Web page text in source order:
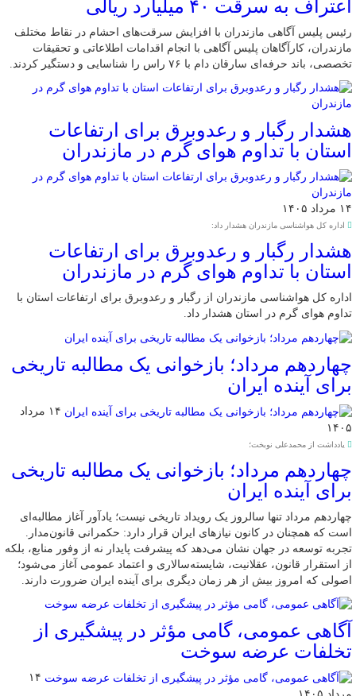
اعتراف به سرقت ۴۰ میلیارد ریالی
رئیس پلیس آگاهی مازندران با افزایش سرقت‌های احشام در نقاط مختلف
مازندران، کارآگاهان پلیس آگاهی با انجام اقدامات اطلاعاتی و تحقیقات
تخصصی، باند حرفه‌ای سارقان دام با ۷۶ راس را شناسایی و دستگیر کردند.
هشدار رگبار و رعدوبرق برای ارتفاعات
استان با تداوم هوای گرم در مازندران
۱۴ مرداد ۱۴۰۵
اداره کل هواشناسی مازندران هشدار داد:
هشدار رگبار و رعدوبرق برای ارتفاعات
استان با تداوم هوای گرم در مازندران
اداره کل هواشناسی مازندران از رگبار و رعدوبرق برای ارتفاعات استان با
تداوم هوای گرم در استان هشدار داد.
چهاردهم مرداد؛ بازخوانی یک مطالبه تاریخی
برای آینده ایران
۱۴ مرداد
۱۴۰۵
یادداشت از محمدعلی نوبخت؛
چهاردهم مرداد؛ بازخوانی یک مطالبه تاریخی
برای آینده ایران
چهاردهم مرداد تنها سالروز یک رویداد تاریخی نیست؛ یادآور آغاز مطالبه‌ای
است که همچنان در کانون نیازهای ایران قرار دارد: حکمرانی قانون‌مدار.
تجربه توسعه در جهان نشان می‌دهد که پیشرفت پایدار نه از وفور منابع، بلکه
از استقرار قانون، عقلانیت، شایسته‌سالاری و اعتماد عمومی آغاز می‌شود؛
اصولی که امروز بیش از هر زمان دیگری برای آینده ایران ضرورت دارند.
آگاهی عمومی، گامی مؤثر در پیشگیری از
تخلفات عرضه سوخت
۱۴